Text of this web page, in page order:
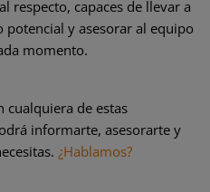
respecto, capaces de llevar a
potencial y asesorar al equipo
momento.
cualquiera de estas
informarte, asesorarte y
¿Hablamos?